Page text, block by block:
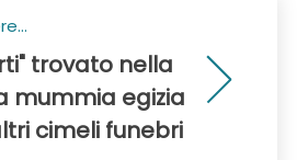
trovato nella
mummia egizia
cimeli funebri